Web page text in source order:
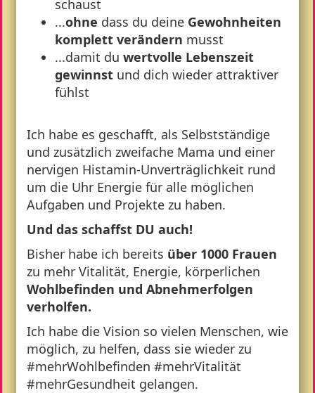
schaust
...ohne dass du deine Gewohnheiten
komplett verändern musst
...damit du wertvolle Lebenszeit
gewinnst und dich wieder attraktiver
fühlst
Ich habe es geschafft, als Selbstständige
und zusätzlich zweifache Mama und einer
nervigen Histamin-Unverträglichkeit rund
um die Uhr Energie für alle möglichen
Aufgaben und Projekte zu haben.
Und das schaffst DU auch!
Bisher habe ich bereits über 1000 Frauen
zu mehr Vitalität, Energie, körperlichen
Wohlbefinden und Abnehmerfolgen
verholfen.
Ich habe die Vision so vielen Menschen, wie
möglich, zu helfen, dass sie wieder zu
#mehrWohlbefinden #mehrVitalität
#mehrGesundheit gelangen.